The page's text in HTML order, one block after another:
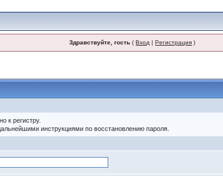
Здравствуйте, гость (Вход |Регистрация )
к регистру.
инструкциями по восстановлению пароля.